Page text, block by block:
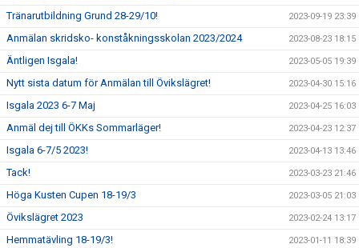
Tränarutbildning Grund 28-29/10! 2023-09-19 23:39
Anmälan skridsko- konståkningsskolan 2023/2024 2023-08-23 18:15
Äntligen Isgala! 2023-05-05 19:39
Nytt sista datum för Anmälan till Övikslägret! 2023-04-30 15:16
Isgala 2023 6-7 Maj 2023-04-25 16:03
Anmäl dej till ÖKKs Sommarläger! 2023-04-23 12:37
Isgala 6-7/5 2023! 2023-04-13 13:46
Tack! 2023-03-23 21:46
Höga Kusten Cupen 18-19/3 2023-03-05 21:03
Övikslägret 2023 2023-02-24 13:17
Hemmatävling 18-19/3! 2023-01-11 18:39